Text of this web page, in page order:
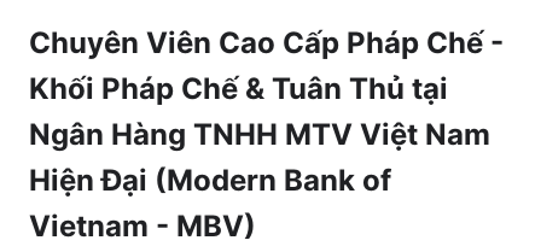
Chuyên Viên Cao Cấp Pháp Chế -
Khối Pháp Chế & Tuân Thủ tại
Ngân Hàng TNHH MTV Việt Nam
Hiện Đại (Modern Bank of
Vietnam - MBV)